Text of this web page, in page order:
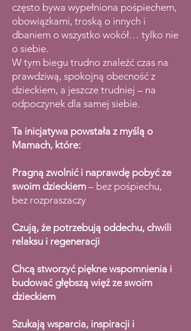
często bywa wypełniona pośpiechem,
obowiązkami, troską o innych i
dbaniem o wszystko wokół… tylko nie
o siebie.
W tym biegu trudno znaleźć czas na
prawdziwą, spokojną obecność z
dzieckiem, a jeszcze trudniej – na
odpoczynek dla samej siebie.
Ta inicjatywa powstała z myślą o
Mamach, które:
Pragną zwolnić i naprawdę pobyć ze
swoim dzieckiem – bez pośpiechu,
bez rozpraszaczy
Czują, że potrzebują oddechu, chwili
relaksu i regeneracji
Chcą stworzyć piękne wspomnienia i
budować głębszą więź ze swoim
dzieckiem
Szukają wsparcia, inspiracji i